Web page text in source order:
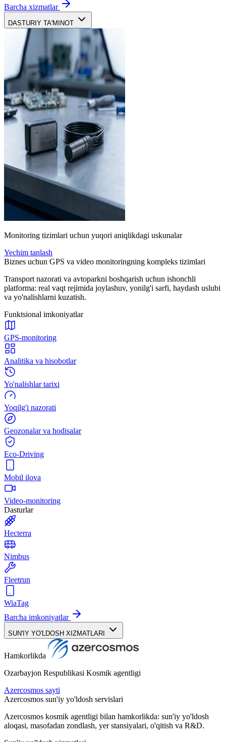
Barcha xizmatlar
DASTURIY TA'MINOT
Monitoring tizimlari uchun yuqori aniqlikdagi uskunalar
Yechim tanlash
Biznes uchun GPS va video monitoringning kompleks tizimlari
Transport nazorati va avtoparkni boshqarish uchun ishonchli
platforma: real vaqt rejimida joylashuv, yonilg'i sarfi, haydash uslubi
va yo'nalishlarni kuzatish.
Funktsional imkoniyatlar
GPS-monitoring
Analitika va hisobotlar
Yo'nalishlar tarixi
Yoqilg'i nazorati
Geozonalar va hodisalar
Eco-Driving
Mobil ilova
Video-monitoring
Dasturlar
Hecterra
Nimbus
Fleetrun
WiaTag
Barcha imkoniyatlar
SUN'IY YO'LDOSH XIZMATLARI
Hamkorlikda
Ozarbayjon Respublikasi Kosmik agentligi
Azercosmos sayti
Azercosmos sun'iy yo'ldosh servislari
Azercosmos kosmik agentligi bilan hamkorlikda: sun'iy yo'ldosh
aloqasi, masofadan zondlash, yer stansiyalari, o'qitish va R&D.